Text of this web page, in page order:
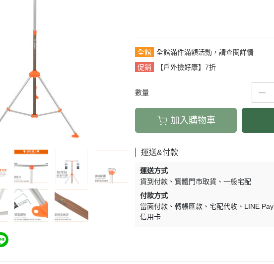
全館
全館滿件滿額活動，請查閱詳情
促銷
【戶外撿好康】7折
數量
加入購物車
運送&付款
運送方式
貨到付款
實體門市取貨
一般宅配
付款方式
當面付款
轉帳匯款 宅配代收 LINE Pay
信用卡